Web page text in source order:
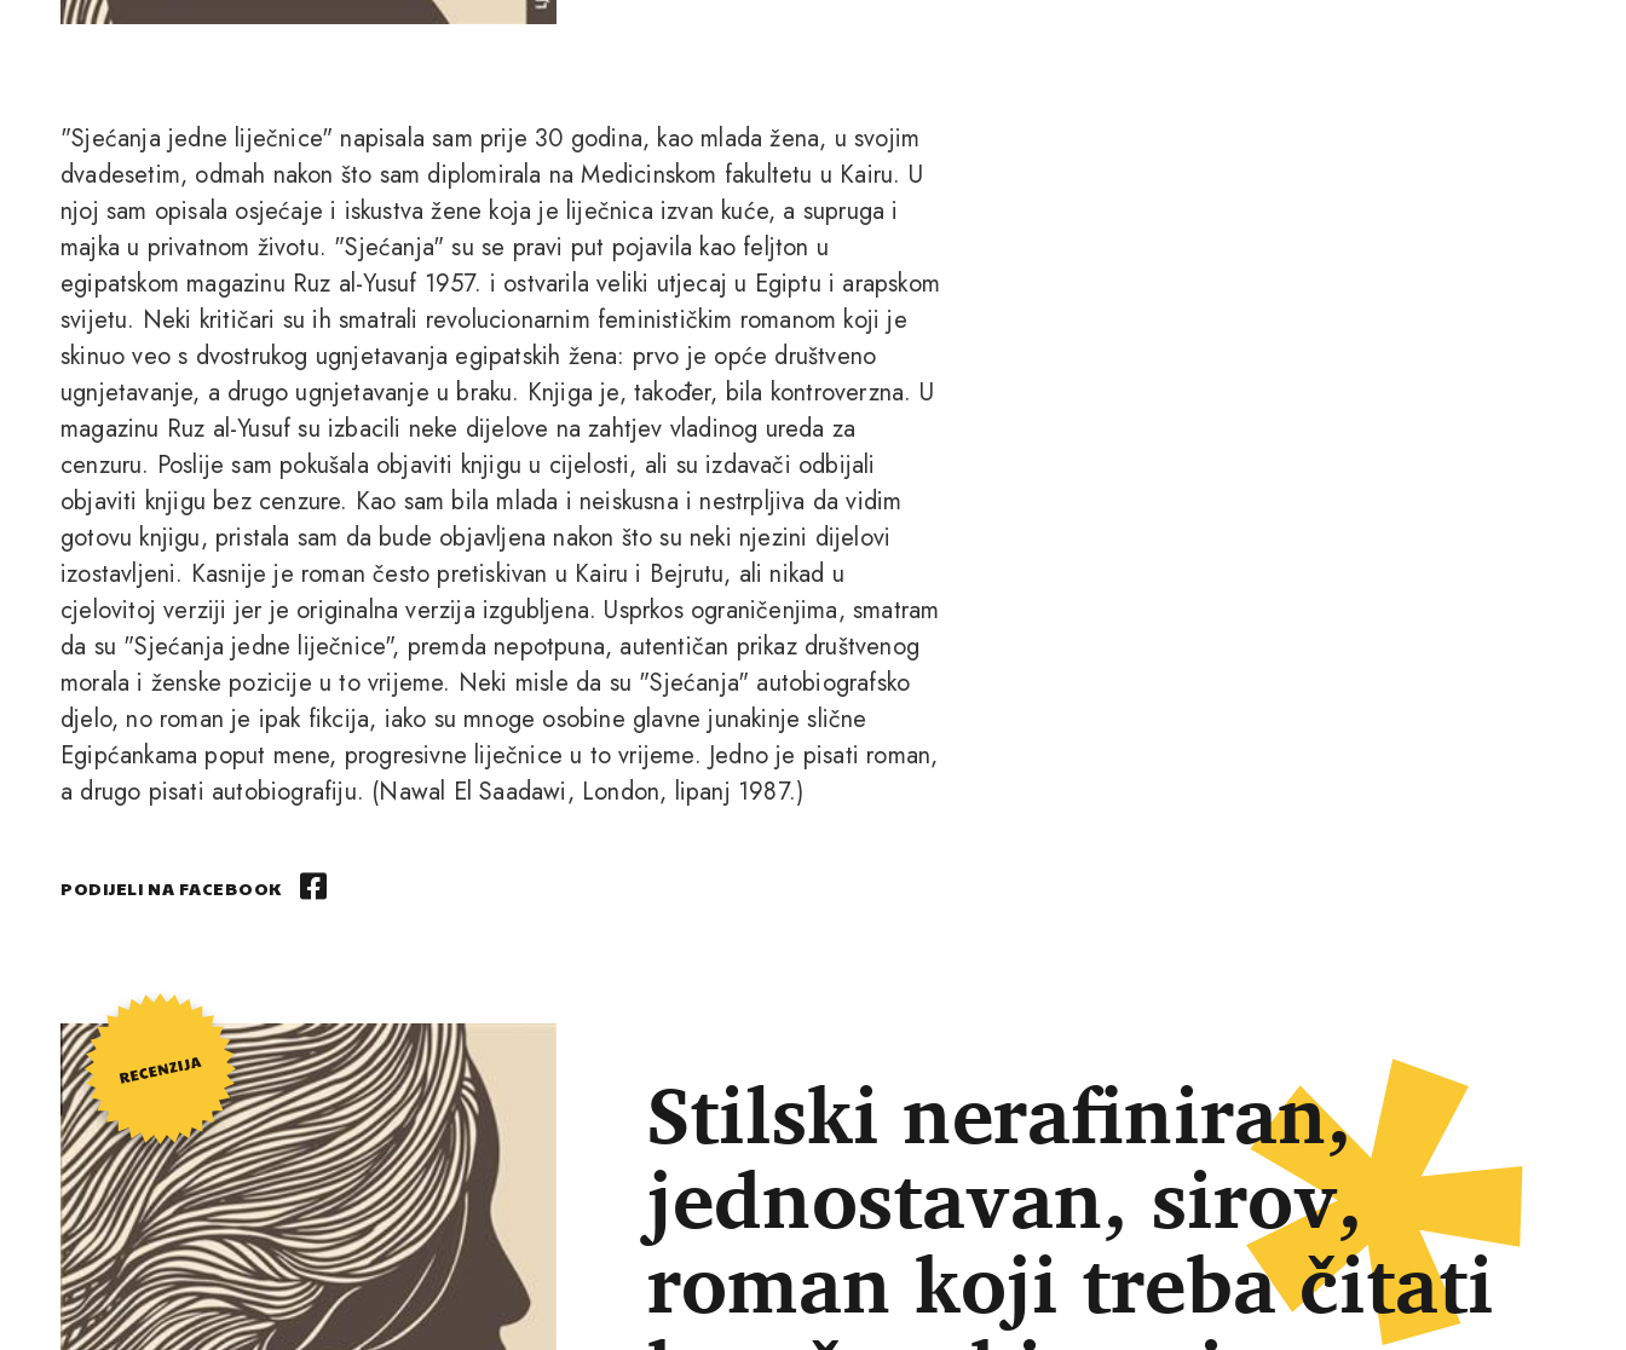
"Sjećanja jedne liječnice" napisala sam prije 30 godina, kao mlada žena, u svojim
dvadesetim, odmah nakon što sam diplomirala na Medicinskom fakultetu u Kairu. U
njoj sam opisala osjećaje i iskustva žene koja je liječnica izvan kuće, a supruga i
majka u privatnom životu. "Sjećanja" su se pravi put pojavila kao feljton u
egipatskom magazinu Ruz al-Yusuf 1957. i ostvarila veliki utjecaj u Egiptu i arapskom
svijetu. Neki kritičari su ih smatrali revolucionarnim feminističkim romanom koji je
skinuo veo s dvostrukog ugnjetavanja egipatskih žena: prvo je opće društveno
ugnjetavanje, a drugo ugnjetavanje u braku. Knjiga je, također, bila kontroverzna. U
magazinu Ruz al-Yusuf su izbacili neke dijelove na zahtjev vladinog ureda za
cenzuru. Poslije sam pokušala objaviti knjigu u cijelosti, ali su izdavači odbijali
objaviti knjigu bez cenzure. Kao sam bila mlada i neiskusna i nestrpljiva da vidim
gotovu knjigu, pristala sam da bude objavljena nakon što su neki njezini dijelovi
izostavljeni. Kasnije je roman često pretiskivan u Kairu i Bejrutu, ali nikad u
cjelovitoj verziji jer je originalna verzija izgubljena. Usprkos ograničenjima, smatram
da su "Sjećanja jedne liječnice", premda nepotpuna, autentičan prikaz društvenog
morala i ženske pozicije u to vrijeme. Neki misle da su "Sjećanja" autobiografsko
djelo, no roman je ipak fikcija, iako su mnoge osobine glavne junakinje slične
Egipćankama poput mene, progresivne liječnice u to vrijeme. Jedno je pisati roman,
a drugo pisati autobiografiju. (Nawal El Saadawi, London, lipanj 1987.)
PODIJELI NA FACEBOOK
Stilski nerafiniran,
jednostavan, sirov,
roman koji treba čitati